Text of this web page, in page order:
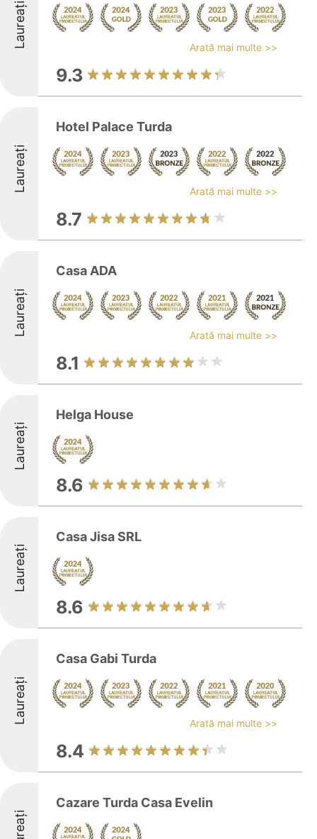
Laureați Arată mai multe >>
9.3
Laureați
Hotel Palace Turda
Arată mai multe >>
8.7
Laureați
Casa ADA
Arată mai multe >>
8.1
Laureați
Helga House
8.6
Laureați
Casa Jisa SRL
8.6
Laureați
Casa Gabi Turda
Arată mai multe >>
8.4
Cazare Turda Casa Evelin